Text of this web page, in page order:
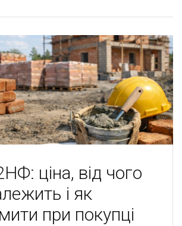
ціна, від чого
і як
при покупці